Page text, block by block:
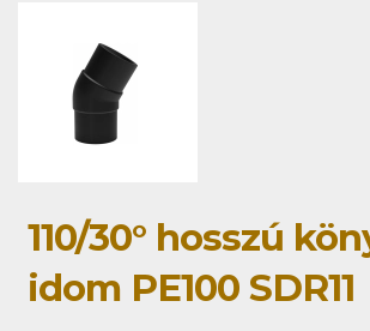
110/30° hosszú
idom PE100 SDR11